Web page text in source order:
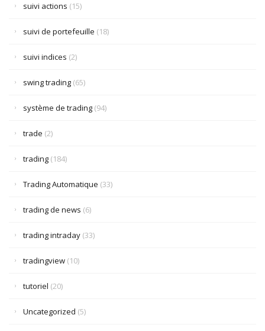
suivi actions (15)
suivi de portefeuille (18)
suivi indices (2)
swing trading (65)
système de trading (94)
trade (2)
trading (184)
Trading Automatique (33)
trading de news (6)
trading intraday (33)
tradingview (10)
tutoriel (20)
Uncategorized (5)